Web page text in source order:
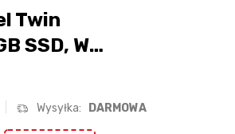
Twin
SSD, Wi-
Wysyłka: DARMOWA